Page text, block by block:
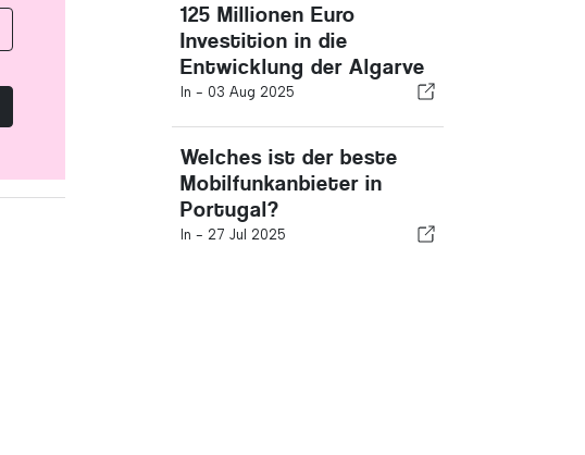
125 Millionen Euro
Investition in die
Entwicklung der Algarve
In - 03 Aug 2025
Welches ist der beste
Mobilfunkanbieter in
Portugal?
In - 27 Jul 2025